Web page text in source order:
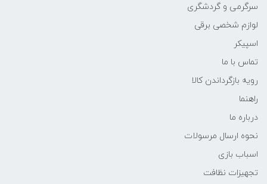
سرگرمی و گردشگری
لوازم شخصی برقی
اسپیکر
تماس با ما
رویه بازگرداندن کالا
راهنما
درباره ما
نحوه ارسال مرسولات
اسباب بازی
تجهیزات نظافت